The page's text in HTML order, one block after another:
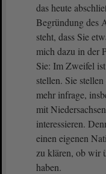
das heute
Begründung des
steht, dass Sie
mich dazu in der
Sie: Im Zweifel
stellen. Sie
mehr infrage,
mit
interessieren.
einen eigenen
zu klären, ob wir
haben.